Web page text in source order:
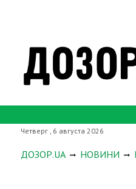
Четверг , 6 августа 2026
ДОЗОР.UA НОВИНИ